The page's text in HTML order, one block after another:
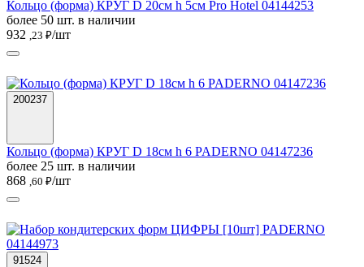
Кольцо (форма) КРУГ D 20см h 5см Pro Hotel 04144253
более 50 шт. в наличии
932 ,23 ₽/шт
200237
Кольцо (форма) КРУГ D 18см h 6 PADERNO 04147236
более 25 шт. в наличии
868 ,60 ₽/шт
91524